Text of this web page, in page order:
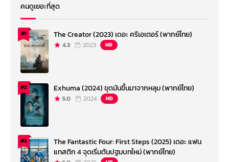
คนดูเยอะที่สุด
#1 The Creator (2023) เดอะ ครีเอเตอร์ (พากย์ไทย)
4.3 2023 HD
#2 Exhuma (2024) ขุดมันขึ้นมาจากหลุม (พากย์ไทย)
5.0 2024 HD
#3
The Fantastic Four: First Steps (2025) เดอะ แฟน
แทสติก 4 จุดเริ่มต้นปฐมบทใหม่ (พากย์ไทย)